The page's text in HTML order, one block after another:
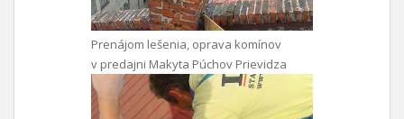
Prenájom lešenia, oprava komínov
v predajni Makyta Púchov Prievidza